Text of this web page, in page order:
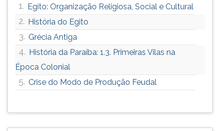
1. Egito: Organização Religiosa, Social e Cultural
2. História do Egito
3. Grécia Antiga
4. História da Paraíba: 1.3. Primeiras Vilas na
Época Colonial
5. Crise do Modo de Produção Feudal